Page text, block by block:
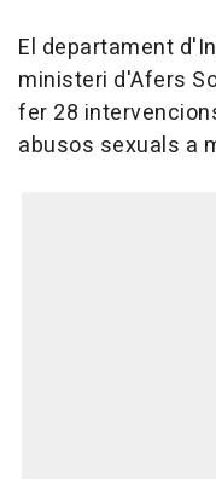
El departament
ministeri d'Afers
fer 28
abusos sexuals a